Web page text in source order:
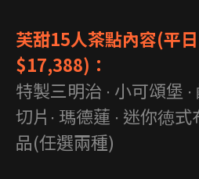
芙甜15人茶點內容(平
$17,388)：
特製三明治 ∙ 小可頌堡
切片∙ 瑪德蓮 ∙ 迷你徳式
品(任選兩種)